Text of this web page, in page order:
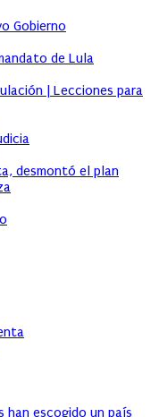
Gobierno
de Lula
| Lecciones para
desmontó el plan
han escogido un país